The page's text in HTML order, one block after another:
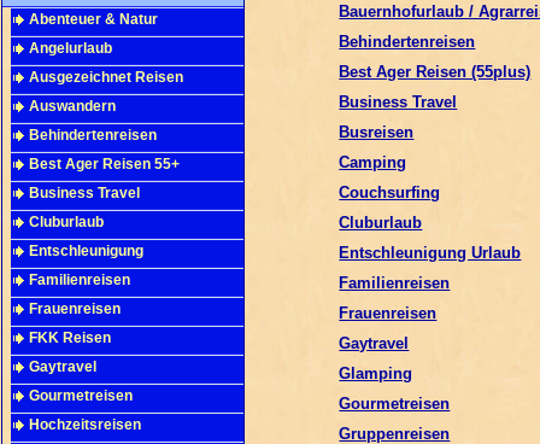
Abenteuer & Natur
Angelurlaub
Ausgezeichnet Reisen
Auswandern
Behindertenreisen
Best Ager Reisen 55+
Business Travel
Cluburlaub
Entschleunigung
Familienreisen
Frauenreisen
FKK Reisen
Gaytravel
Gourmetreisen
Hochzeitsreisen
Bauernhofurlaub /
Behindertenreisen
Best Ager Reisen (55plus)
Business Travel
Busreisen
Camping
Couchsurfing
Cluburlaub
Entschleunigung Urlaub
Familienreisen
Frauenreisen
Gaytravel
Glamping
Gourmetreisen
Gruppenreisen